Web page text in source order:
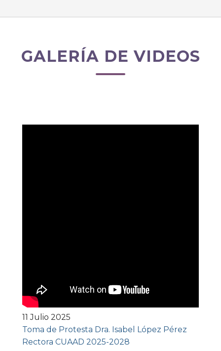
GALERÍA DE VIDEOS
11 Julio 2025
Toma de Protesta Dra. Isabel López Pérez
Rectora CUAAD 2025-2028